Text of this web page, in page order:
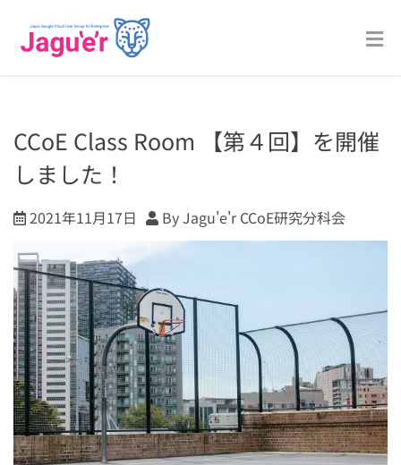
CCoE Class Room 【第４回】を開催
しました！
2021年11月17日 By Jagu'e'r CCoE研究分科会